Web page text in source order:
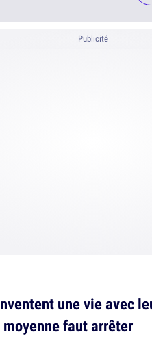
Publicité
une vie avec
faut arrêter